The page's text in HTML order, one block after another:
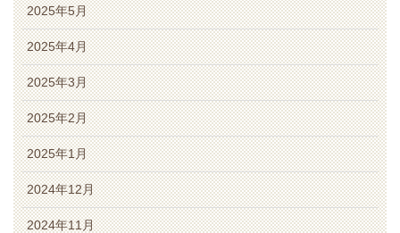
2025年5月
2025年4月
2025年3月
2025年2月
2025年1月
2024年12月
2024年11月